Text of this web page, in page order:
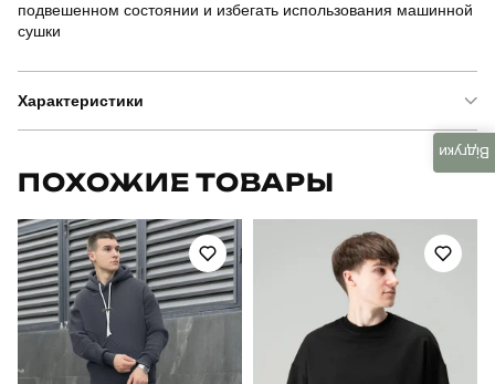
подвешенном состоянии и избегать использования машинной
сушки
Характеристики
pobedov
Артикул OWku2577Smk
Призначення для повсякденного носіння
Стиль повсякденний
ПОХОЖИЕ ТОВАРЫ
Відгуки